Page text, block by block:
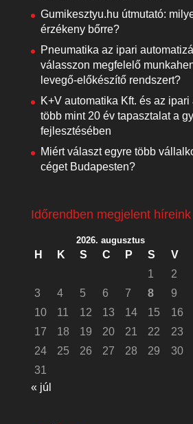
Gumikesztyu.hu útmutató:
érzékeny bőrre?
Pneumatika az ipari
válasszon megfelelő
levegő-előkészítő rendszert?
K+V automatika Kft. és az
több mint 20 év tapasztalat a
fejlesztésében
Miért választ egyre több
céget Budapesten?
Időrendben megjelent híreink
2026. augusztus
H K S C P S
V
1
2
3
4 5 6 7 8
9
10
11 12 13 14 15
16
17
18 19 20 21 22
23
24
25 26 27 28 29
30
31
« júl